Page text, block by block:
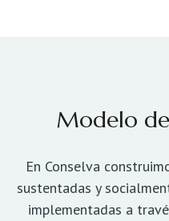
Modelo
En Conselva
sustentadas y
implementadas a